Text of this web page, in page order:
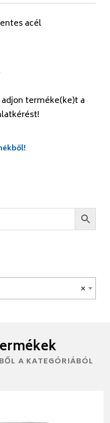
acél
terméke(ke)t a
×
A KATEGÓRIÁBÓL